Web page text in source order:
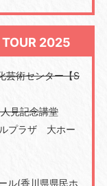
TOUR 2025
芸術センター【S
見記念講堂
プラザ 大ホー
ル(香川県県民ホ